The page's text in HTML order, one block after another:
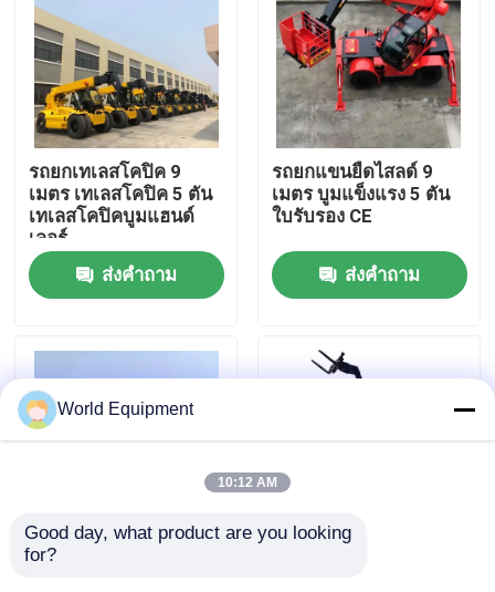
สินค้า
เกี่ยวกับเรา
ทัวร์โรงงาน
การควบคุมคุณภาพ
ติดต่อเรา
กรณี
รถยกเทเลสโคปิค 9
เมตร เทเลสโคปิค 5 ตัน
เทเลสโคปิคบูมแฮนด์
เลอร์
ส่งคำถาม
รถยกแขนยืดไสลด์ 9
เมตร บูมแข็งแรง 5 ตัน
ใบรับรอง CE
ส่งคำถาม
รถยกแบบ Telescopic
World Equipment
10:12 AM
Good day, what product are you looking
for?